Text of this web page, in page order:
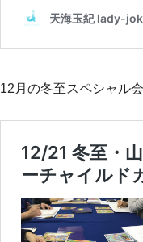
12月の冬至スペシャル